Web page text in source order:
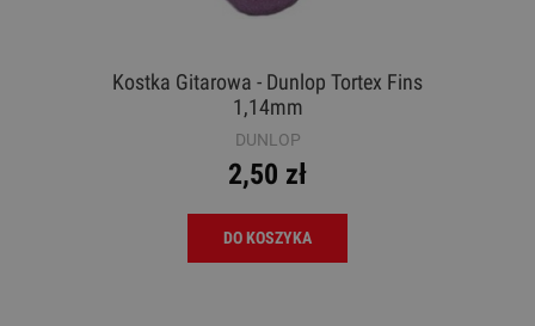
Kostka Gitarowa - Dunlop Tortex Fins
1,14mm
DUNLOP
2,50 zł
DO KOSZYKA